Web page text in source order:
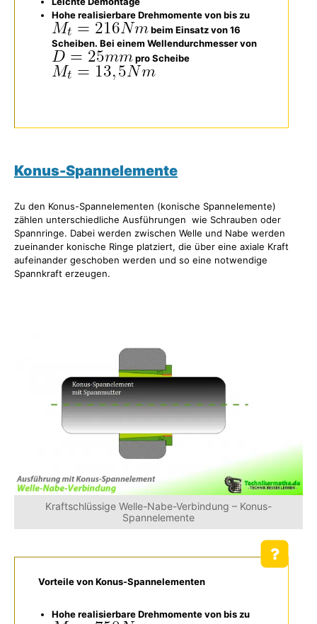
Hohe realisierbare Drehmomente von bis zu
beim Einsatz von 16
Scheiben. Bei einem Wellendurchmesser von
pro Scheibe
Konus-Spannelemente
Zu den Konus-Spannelementen (konische Spannelemente)
zählen unterschiedliche Ausführungen wie Schrauben oder
Spannringe. Dabei werden zwischen Welle und Nabe werden
zueinander konische Ringe platziert, die über eine axiale Kraft
aufeinander geschoben werden und so eine notwendige
Spannkraft erzeugen.
Kraftschlüssige Welle-Nabe-Verbindung – Konus-
Spannelemente
Vorteile von Konus-Spannelementen
Hohe realisierbare Drehmomente von bis zu